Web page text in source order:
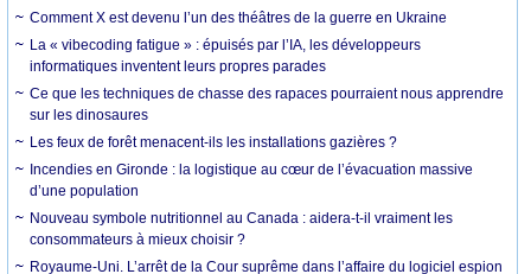
Comment X est devenu l’un des théâtres de la guerre en Ukraine
La « vibecoding fatigue » : épuisés par l’IA, les développeurs
informatiques inventent leurs propres parades
Ce que les techniques de chasse des rapaces pourraient nous apprendre
sur les dinosaures
Les feux de forêt menacent-ils les installations gazières ?
Incendies en Gironde : la logistique au cœur de l’évacuation massive
d’une population
Nouveau symbole nutritionnel au Canada : aidera-t-il vraiment les
consommateurs à mieux choisir ?
Royaume-Uni. L’arrêt de la Cour suprême dans l’affaire du logiciel espion